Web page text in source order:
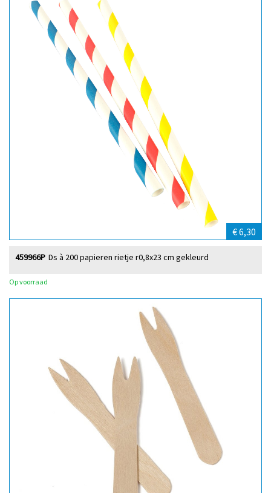
€ 6,30
Ds à 200 papieren rietje r0,8x23 cm gekleurd
459966P
Op voorraad